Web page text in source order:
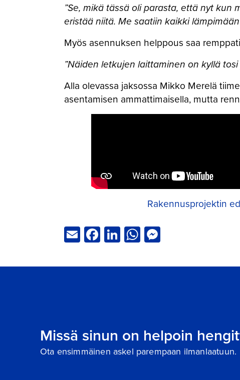
”Se, mikä tässä oli parasta, että nyt
eristää niitä. Me saatiin kaikki
Myös asennuksen helppous saa
”Näiden letkujen laittaminen on kyllä
Alla olevassa jaksossa Mikko Merelä
asentamisen ammattimaisella, mutta
Rakennusprojektin
EmailFacebook
LinkedIn
WhatsApp
Missä sinun on helpoin
Ota ensimmäinen askel parempaan ilmanlaatuun.